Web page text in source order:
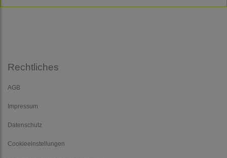
Rechtliches
AGB
Impressum
Datenschutz
Cookieeinstellungen